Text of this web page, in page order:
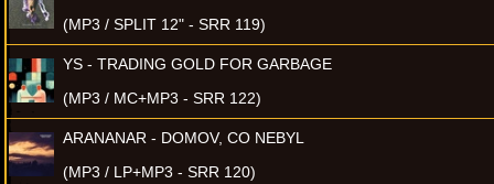
(MP3 / SPLIT 12" - SRR 119)
YS - TRADING GOLD FOR GARBAGE
(MP3 / MC+MP3 - SRR 122)
ARANANAR - DOMOV, CO NEBYL
(MP3 / LP+MP3 - SRR 120)